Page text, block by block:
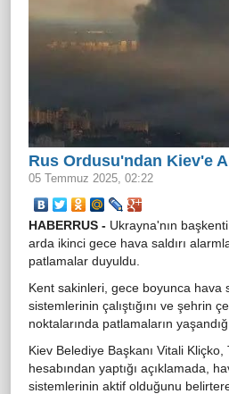
Rus Ordusu'ndan Kiev'e
05 Temmuz 2025, 02:22
HABERRUS - Ukrayna'nın
arda ikinci gece hava saldırı
patlamalar duyuldu.
Kent sakinleri, gece boyunca hava
sistemlerinin çalıştığını ve şehrin
noktalarında patlamaların
Kiev Belediye Başkanı Vitali Kliçko,
hesabından yaptığı açıklamada,
sistemlerinin aktif olduğunu